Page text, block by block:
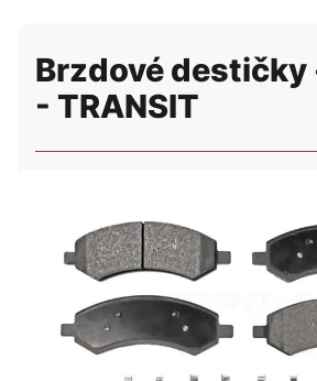
Brzdové destičky
- TRANSIT